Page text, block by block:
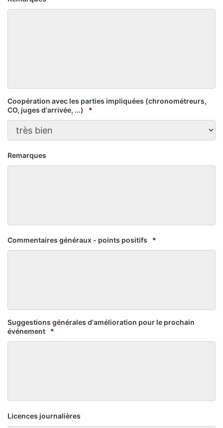
Coopération avec les parties impliquées (chronométreurs,
CO, juges d'arrivée, ...)
*
Remarques
Commentaires généraux - points positifs *
Suggestions générales d'amélioration pour le prochain
événement
*
Licences journalières